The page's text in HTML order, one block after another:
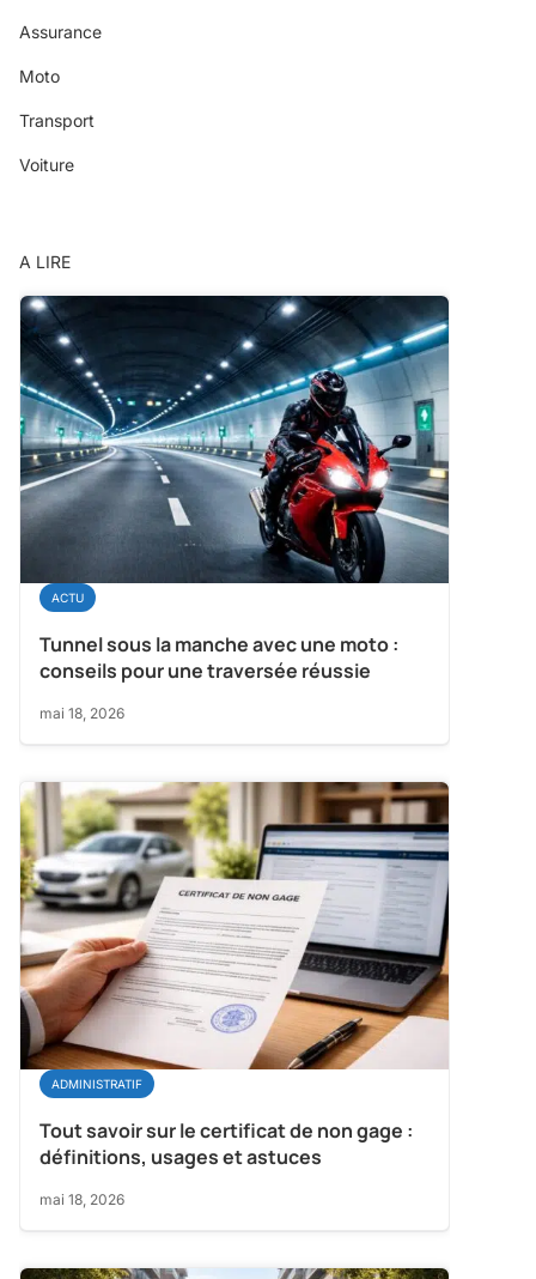
Assurance
Moto
Transport
Voiture
A LIRE
ACTU
Tunnel sous la manche avec une moto :
conseils pour une traversée réussie
mai 18, 2026
ADMINISTRATIF
Tout savoir sur le certificat de non gage :
définitions, usages et astuces
mai 18, 2026